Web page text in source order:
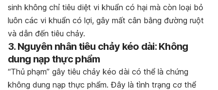
sinh không chỉ tiêu diệt vi khuẩn có hại mà còn loại bỏ
luôn các vi khuẩn có lợi, gây mất cân bằng đường ruột
và dẫn đến tiêu chảy.
3. Nguyên nhân tiêu chảy kéo dài: Không
dung nạp thực phẩm
“Thủ phạm” gây tiêu chảy kéo dài có thể là chứng
không dung nạp thực phẩm. Đây là tình trạng cơ thể